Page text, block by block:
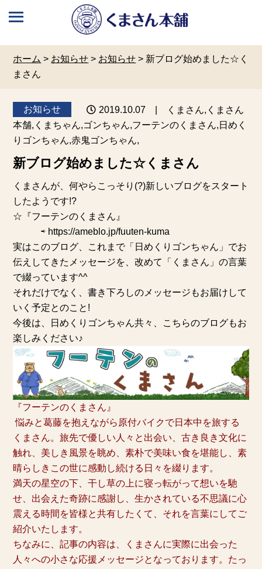
ホーム > お知らせ > お知らせ > 新ブログ始めました☆く
まさん
お知らせ 2019.10.07 | くまさん,くまさん
本舗,くまちゃん,ゴンちゃん,フーテンのくまさん,日めく
りゴンちゃん,赤鬼ゴンちゃん,
新ブログ始めました☆くまさん
くまさんが、何やらこっそり(?)新しいブログをスタート
したようです!?
☆『フーテンのくまさん』
⇨ https://ameblo.jp/fuuten-kuma
実はこのブログ、これまで「日めくりゴンちゃん」でお
伝えしてきたメッセージを、改めて「くまさん」の言葉
で綴っています^^
それだけでなく、書き下ろしのメッセージもお届けして
いく予定とのこと!
今後は、日めくりゴンちゃん共々、こちらのブログもお
楽しみください♪
『フーテンのくまさん 』
悩みと葛藤を抱えながら原付バイクで日本中を旅する
くまさん。旅先で優しい人々と出会い、古き良き文化に
触れ、美しき風景を眺め、素朴で美味い食を堪能し、素
晴らしきこの世に感動し続ける日々を綴ります。
満天の星空の下、干し草の上に寝っ転がって想いを馳
せ、出会えた奇跡に感謝し、生かされている不思議に心
震える時間を皆様と共有したくて、それを言葉にしてご
紹介いたします。
ちなみに、記事の内容は、くまさんに実際に出会った
人々への小さな応援メッセージとなっております。たっ